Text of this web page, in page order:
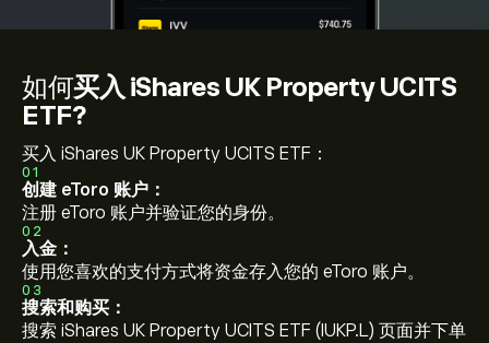
如何买入 iShares UK Property UCITS
ETF?
买入 iShares UK Property UCITS ETF：
01
创建 eToro 账户：
注册 eToro 账户并验证您的身份。
02
入金：
使用您喜欢的支付方式将资金存入您的 eToro 账户。
03
搜索和购买：
搜索 iShares UK Property UCITS ETF (IUKP.L) 页面并下单